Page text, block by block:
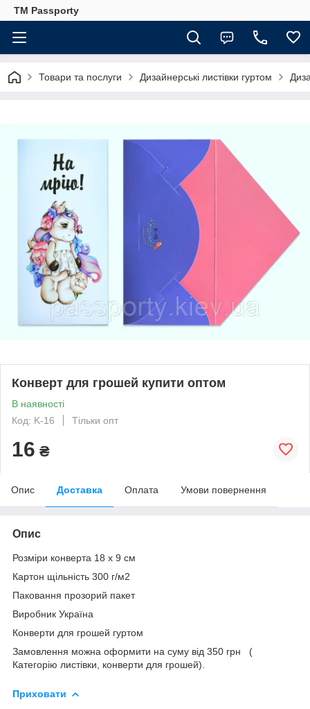
TM Passporty
Товари та послуги Дизайнерські листівки гуртом
Конверт для грошей купити оптом
В наявності
Код: K-16
Тільки опт
16 ₴
Опис Доставка Оплата Умови повернення
Опис
Розміри конверта 18 х 9 см
Картон щільність 300 г/м2
Паковання прозорий пакет
Виробник Україна
Конверти для грошей гуртом
Замовлення можна оформити на суму від 350 грн (
Категорію листівки, конверти для грошей).
Приховати